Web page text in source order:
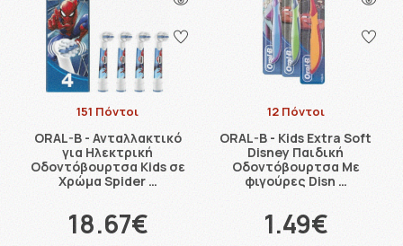
151 Πόντοι
ORAL-B - Ανταλλακτικό
για Ηλεκτρική
Οδοντόβουρτσα Kids σε
Χρώμα Spider …
18.67€
12 Πόντοι
ORAL-B - Kids Extra Soft
Disney Παιδική
Οδοντόβουρτσα Με
φιγούρες Disn …
1.49€